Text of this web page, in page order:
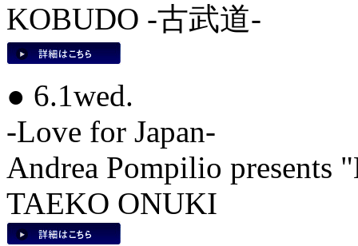
KOBUDO -古武道-
● 6.1wed.
-Love for Japan-
Andrea Pompilio presents
TAEKO ONUKI